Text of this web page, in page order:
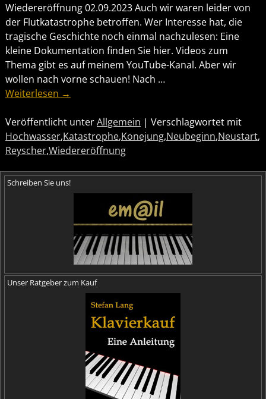
Wiedereröffnung 02.09.2023 Auch wir waren leider von
der Flutkatastrophe betroffen. Wer Interesse hat, die
tragische Geschichte noch einmal nachzulesen: Eine
kleine Dokumentation finden Sie hier. Videos zum
Thema gibt es auf meinem YouTube-Kanal. Aber wir
wollen nach vorne schauen! Nach …
Weiterlesen →
Veröffentlicht unterAllgemein | Verschlagwortet mit
Hochwasser,Katastrophe,Konejung,Neubeginn,Neustart,
Reyscher,Wiedereröffnung
Schreiben Sie uns!
Unser Ratgeber zum Kauf